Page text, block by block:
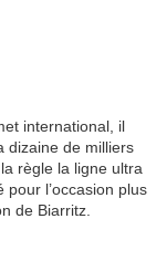
international, il
dizaine de milliers
règle la ligne ultra
l’occasion plus
de Biarritz.